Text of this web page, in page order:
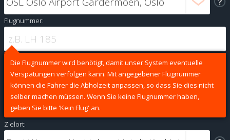
Flugnummer:
Die Flugnummer wird benötigt, damit unser System eventuelle
Verspätungen verfolgen kann. Mit angegebener Flugnummer
können die Fahrer die Abholzeit anpassen, so dass Sie dies nicht
selber machen müssen. Wenn Sie keine Flugnummer haben,
geben Sie bitte 'Kein Flug' an.
Zielort: